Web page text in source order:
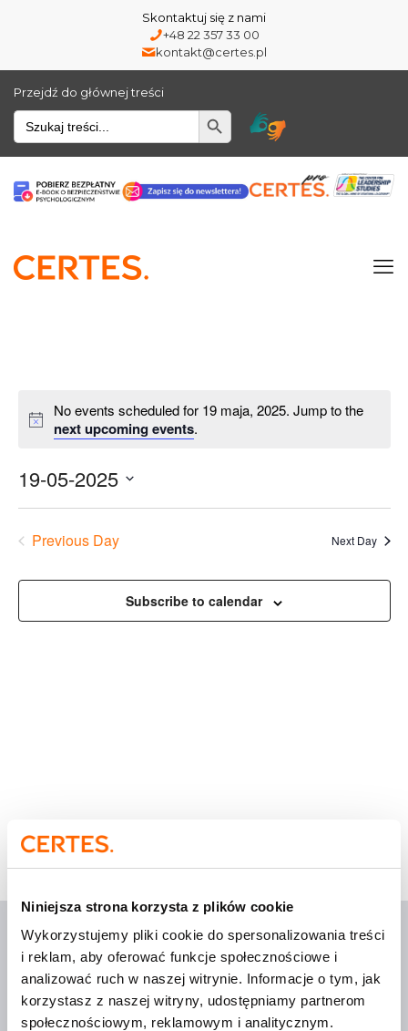
Niniejsza strona korzysta z plików cookie
Wykorzystujemy pliki cookie do spersonalizowania treści
i reklam, aby oferować funkcje społecznościowe i
analizować ruch w naszej witrynie. Informacje o tym, jak
korzystasz z naszej witryny, udostępniamy partnerom
społecznościowym, reklamowym i analitycznym.
Skontaktuj się z nami
+48 22 357 33 00
kontakt@certes.pl
Przejdź do głównej treści
Wyszukiwarka
No events scheduled for 19 maja, 2025. Jump to the
next upcoming events.
19-05-2025
Previous Day Next Day
Subscribe to calendar
Wdrożenia, które mająsens